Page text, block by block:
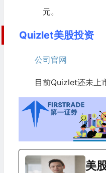
元。
Quizlet美股投资
公司官网
目前Quizlet还未上
美